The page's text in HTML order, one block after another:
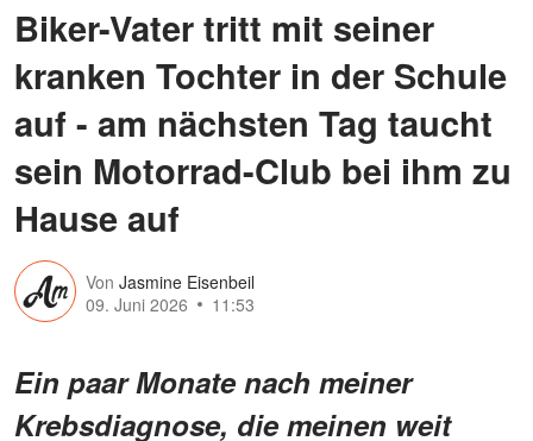
Biker-Vater tritt mit seiner
kranken Tochter in der Schule
auf - am nächsten Tag taucht
sein Motorrad-Club bei ihm zu
Hause auf
Von Jasmine Eisenbeil
09. Juni 2026
11:53
Ein paar Monate nach meiner
Krebsdiagnose, die meinen weit